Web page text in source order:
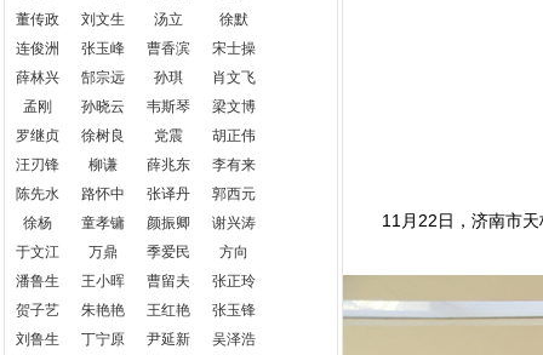
董传政
刘文生 汤立
徐默
连俊洲
张玉峰 曹香滨
宋士操
薛林兴
郜宗远 孙琪
肖文飞
孟刚
孙晓云 韦斯琴
梁文博
罗继贞
徐树良 党震
胡正伟
汪刃锋
柳谦 薛兆东
李有来
陈先水
路怀中 张译丹
郭西元
徐杨
童孝镛 颜振卿
谢兴涛
于文江
万鼎 季爱民
方向
潘鲁生
王小晖 曹留夫
张正玲
贺子艺
朱艳艳 王红艳
张玉锋
刘鲁生
丁宁原 尹延新
吴泽浩
11月22日，济南市天桥